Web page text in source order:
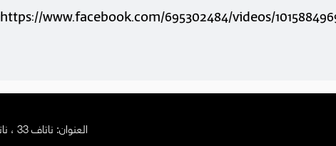
https://www.facebook.com/695302484/videos/
العنوان: ناتاف 33 ، ناتاف